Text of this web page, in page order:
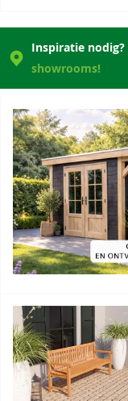
Inspiratie nodig?
showrooms!